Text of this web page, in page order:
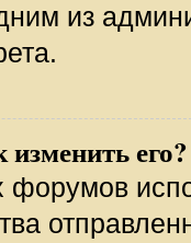
из
его?
форумов